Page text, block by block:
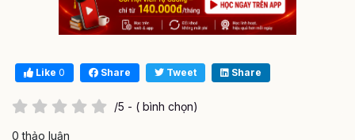
Like 0 Share Tweet Share
/5 - ( bình chọn)
0 thảo luận